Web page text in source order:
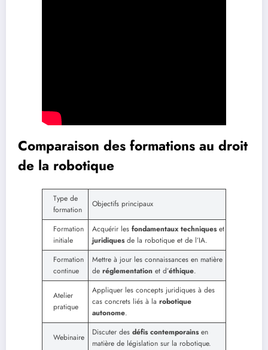
Comparaison des formations au droit
de la robotique
Type de
formation
Objectifs principaux
Formation
initiale
Acquérir les fondamentaux techniqueset
juridiquesde la robotique et de l’IA.
Formation
continue
Mettre à jour les connaissances en matière
de réglementation et d’éthique.
Atelier
pratique
Appliquer les concepts juridiques à des
cas concrets liés à la robotique
autonome.
Webinaire Discuter des défis contemporainsen
matière de législation sur la robotique.